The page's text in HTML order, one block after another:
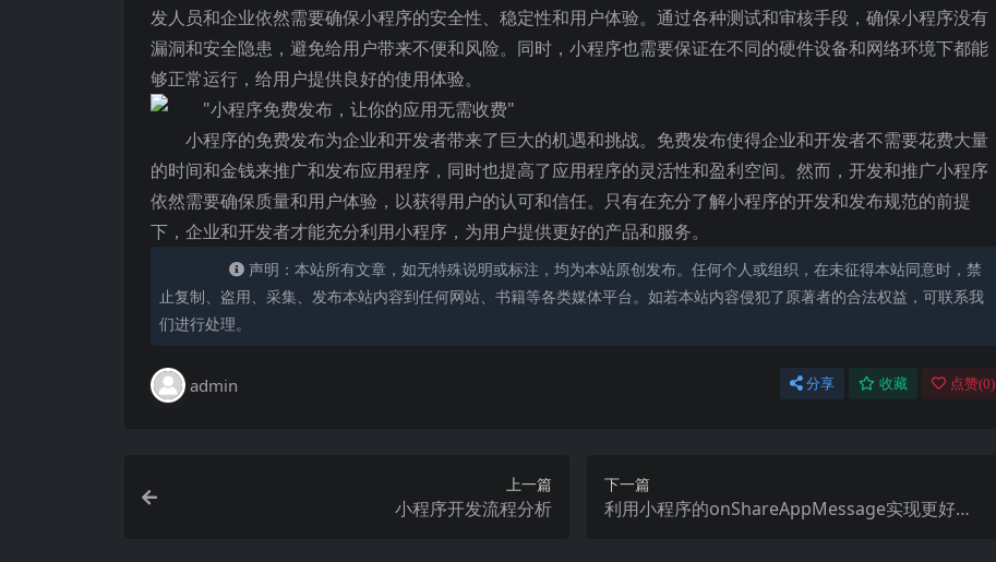
发人员和企业依然需要确保小程序的安全性、稳定性和用户体验。通过各种测试和审核手段，确保小程序没有
漏洞和安全隐患，避免给用户带来不便和风险。同时，小程序也需要保证在不同的硬件设备和网络环境下都能
够正常运行，给用户提供良好的使用体验。
小程序的免费发布为企业和开发者带来了巨大的机遇和挑战。免费发布使得企业和开发者不需要花费大量
的时间和金钱来推广和发布应用程序，同时也提高了应用程序的灵活性和盈利空间。然而，开发和推广小程序
依然需要确保质量和用户体验，以获得用户的认可和信任。只有在充分了解小程序的开发和发布规范的前提
下，企业和开发者才能充分利用小程序，为用户提供更好的产品和服务。
声明：本站所有文章，如无特殊说明或标注，均为本站原创发布。任何个人或组织，在未征得本站同意时，禁
止复制、盗用、采集、发布本站内容到任何网站、书籍等各类媒体平台。如若本站内容侵犯了原著者的合法权益，可联系我
们进行处理。
admin 分享 收藏 点赞(0)
上一篇
小程序开发流程分析
下一篇
利用小程序的onShareAppMessage实现更好的